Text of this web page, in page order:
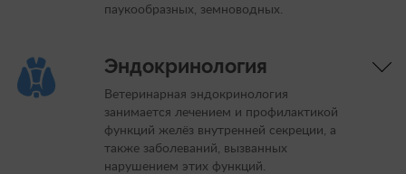
паукообразных, земноводных.
Эндокринология
Ветеринарная эндокринология
занимается лечением и профилактикой
функций желёз внутренней секреции, а
также заболеваний, вызванных
нарушением этих функций.